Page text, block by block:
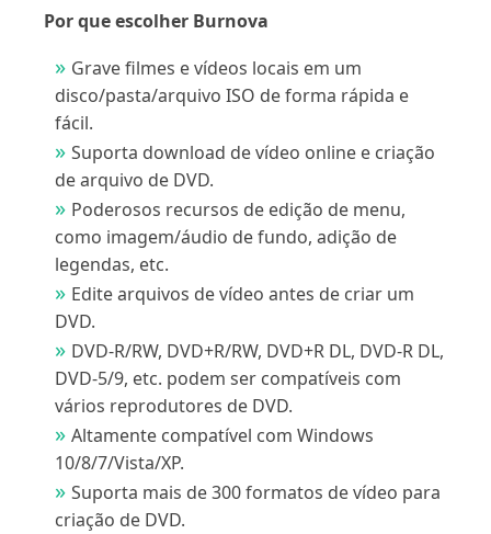
Por que escolher Burnova
Grave filmes e vídeos locais em um
disco/pasta/arquivo ISO de forma rápida e
fácil.
Suporta download de vídeo online e criação
de arquivo de DVD.
Poderosos recursos de edição de menu,
como imagem/áudio de fundo, adição de
legendas, etc.
Edite arquivos de vídeo antes de criar um
DVD.
DVD-R/RW, DVD+R/RW, DVD+R DL, DVD-R DL,
DVD-5/9, etc. podem ser compatíveis com
vários reprodutores de DVD.
Altamente compatível com Windows
10/8/7/Vista/XP.
Suporta mais de 300 formatos de vídeo para
criação de DVD.